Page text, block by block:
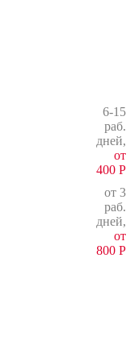
6-15
раб.
дней,
от
400 Р
от 3
раб.
дней,
от
800 Р